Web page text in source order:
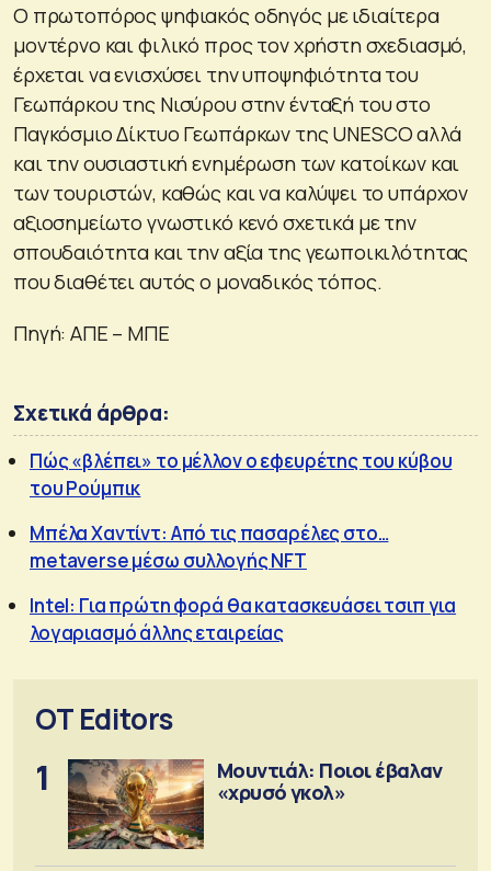
Ο πρωτοπόρος ψηφιακός οδηγός με ιδιαίτερα
μοντέρνο και φιλικό προς τον χρήστη σχεδιασμό,
έρχεται να ενισχύσει την υποψηφιότητα του
Γεωπάρκου της Νισύρου στην ένταξή του στο
Παγκόσμιο Δίκτυο Γεωπάρκων της UNESCO αλλά
και την ουσιαστική ενημέρωση των κατοίκων και
των τουριστών, καθώς και να καλύψει το υπάρχον
αξιοσημείωτο γνωστικό κενό σχετικά με την
σπουδαιότητα και την αξία της γεωποικιλότητας
που διαθέτει αυτός ο μοναδικός τόπος.
Πηγή: ΑΠΕ – ΜΠΕ
Σχετικά άρθρα:
Πώς «βλέπει» το μέλλον ο εφευρέτης του κύβου
του Ρούμπικ
Μπέλα Χαντίντ: Από τις πασαρέλες στο…
metaverse μέσω συλλογής NFT
Intel: Για πρώτη φορά θα κατασκευάσει τσιπ για
λογαριασμό άλλης εταιρείας
OT Editors
1
Μουντιάλ: Ποιοι έβαλαν
«χρυσό γκολ»